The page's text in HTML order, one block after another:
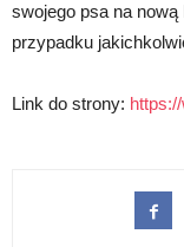
swojego psa na
przypadku
Link do strony: